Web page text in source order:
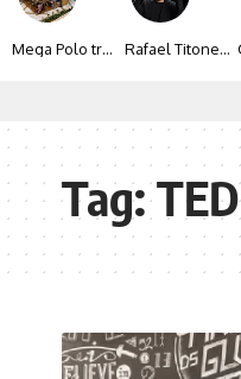
Mega Polo transforma lançamento de coleção em plataforma nacional de negócios e projeta crescimento de mais de 15% Rafael Titonelly leva magia e acolhimento a crianças em tratamento oncológico em Juiz de Fora
Tag:TED